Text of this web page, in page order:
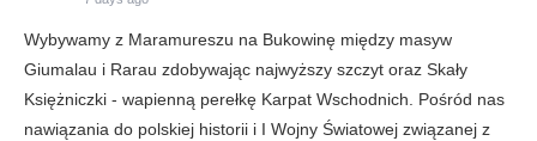
Wybywamy z Maramureszu na Bukowinę między masyw
Giumalau i Rarau zdobywając najwyższy szczyt oraz Skały
Księżniczki - wapienną perełkę Karpat Wschodnich. Pośród nas
nawiązania do polskiej historii i I Wojny Światowej związanej z